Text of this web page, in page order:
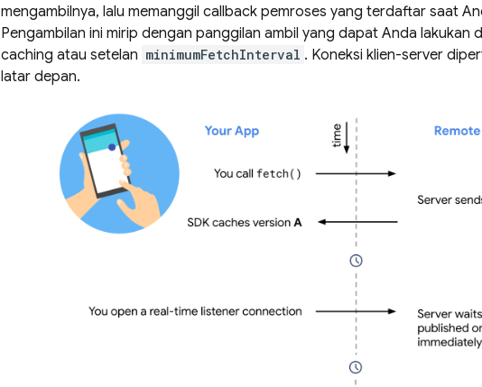
mengambilnya, lalu memanggil callback pemroses yang terdaftar saat
Pengambilan ini mirip dengan panggilan ambil yang dapat Anda lakukan
caching atau setelan minimumFetchInterval . Koneksi klien-server
latar depan.